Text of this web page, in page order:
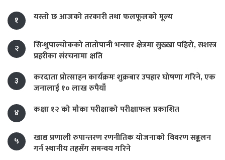
१ यस्तो छ आजको तरकारी तथा फलफूलको मूल्य
२
सिन्धुपाल्चोकको तातोपानी भन्सार क्षेत्रमा सुख्खा पहिरो, सशस्त्र
प्रहरीका संरचनामा क्षति
३
करदाता प्रोत्साहन कार्यक्रमः शुक्रबार उपहार घोषणा गरिने, एक
जनालाई १० लाख रुपैयाँ
४
कक्षा १२ को मौका परीक्षाको परीक्षाफल प्रकाशित
५
खाद्य प्रणाली रुपान्तरण रणनीतिक योजनाको विवरण सङ्कलन
गर्न स्थानीय तहसँग समन्वय गरिने